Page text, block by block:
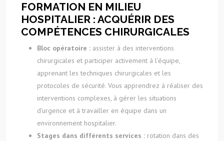
FORMATION EN MILIEU
HOSPITALIER : ACQUÉRIR DES
COMPÉTENCES CHIRURGICALES
Bloc opératoire : assister à des interventions
chirurgicales et participer activement à l’équipe,
apprenant les techniques chirurgicales et les
protocoles de sécurité. Vous apprendrez à réaliser des
interventions complexes, à gérer les situations
d’urgence et à travailler en équipe dans un
environnement hospitalier.
Stages dans différents services : rotation dans des